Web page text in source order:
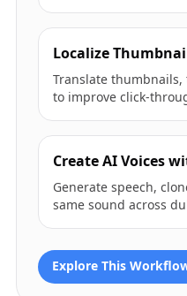
Localize
Translate thumbnails,
to improve click-
Create AI Voices
Generate speech,
same sound across
Explore This